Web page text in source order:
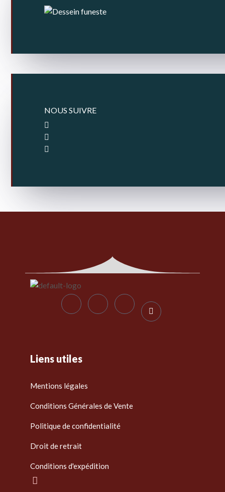
NOUS SUIVRE
Liens utiles
Mentions légales
Conditions Générales de Vente
Politique de confidentialité
Droit de retrait
Conditions d'expédition